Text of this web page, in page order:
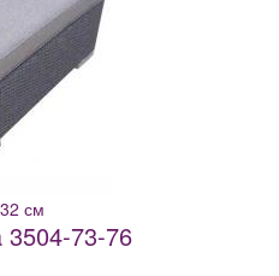
см
3504-73-76